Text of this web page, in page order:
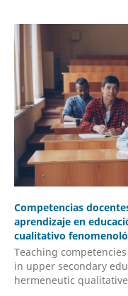
Competencias
aprendizaje en
cualitativo
Teaching
in upper secondary
hermeneutic